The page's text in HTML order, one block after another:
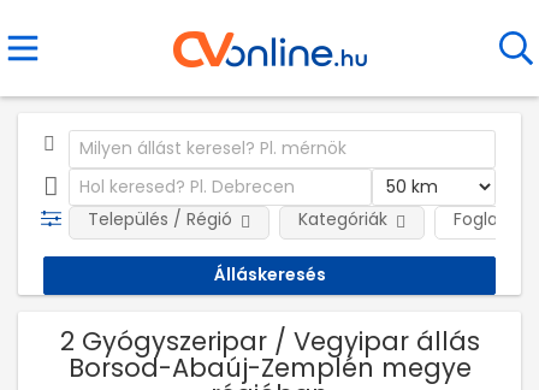
Település / Régió Kategóriák
2 Gyógyszeripar / Vegyipar állás
Borsod-Abaúj-Zemplén megye